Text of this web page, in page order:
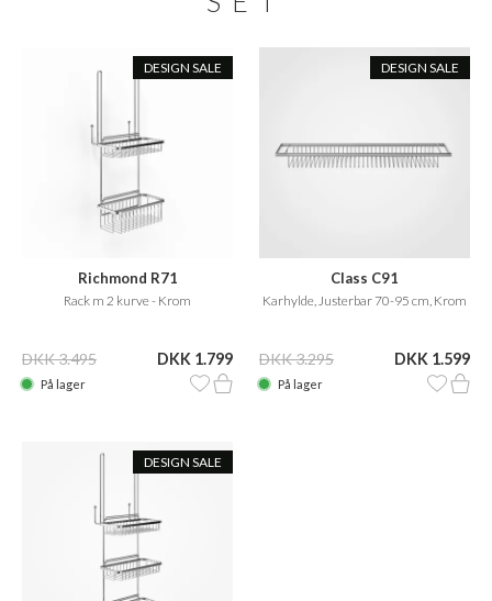
DESIGN SALE
Richmond R71
Rack m 2 kurve - Krom
DKK 3.495 DKK 1.799
På lager
DESIGN SALE
Class C91
Karhylde, Justerbar 70-95 cm, Krom
DKK 3.295 DKK 1.599
På lager
DESIGN SALE